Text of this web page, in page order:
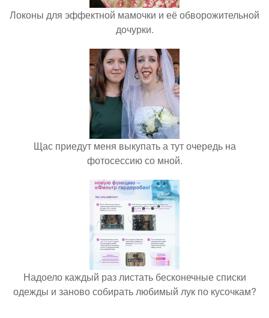
Локоны для эффектной мамочки и её обворожительной
дочурки.
Щас приедут меня выкупать а тут очередь на
фотосессию со мной.
Надоело каждый раз листать бесконечные списки
одежды и заново собирать любимый лук по кусочкам?